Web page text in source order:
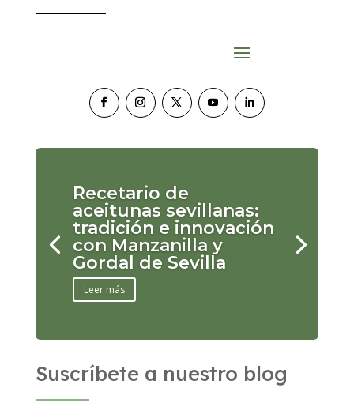
Recetario de
aceitunas sevillanas:
tradición e innovación
con Manzanilla y
Gordal de Sevilla
Leer más
Suscríbete a nuestro blog